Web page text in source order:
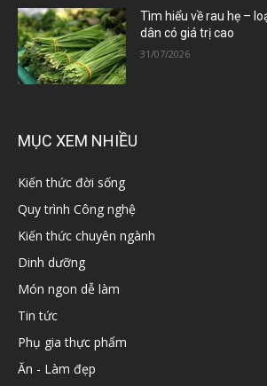
Tìm hiểu về rau hẹ –
dân có giá trị cao
31/07/2026
MỤC XEM NHIỀU
Kiến thức đời sống
Quy trình Công nghệ
Kiến thức chuyên ngành
Dinh dưỡng
Món ngon dễ làm
Tin tức
Phụ gia thực phẩm
Ăn - Làm đẹp